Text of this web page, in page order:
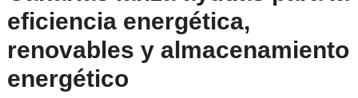
eficiencia energética,
renovables y almacenamiento
energético